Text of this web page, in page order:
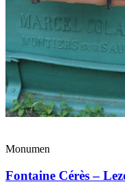
Monumen
Fontaine Cérès –